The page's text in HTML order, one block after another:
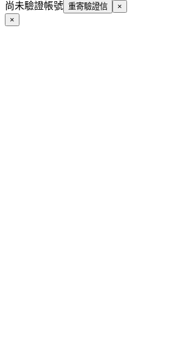
尚未驗證帳號 重寄驗證信
×
×